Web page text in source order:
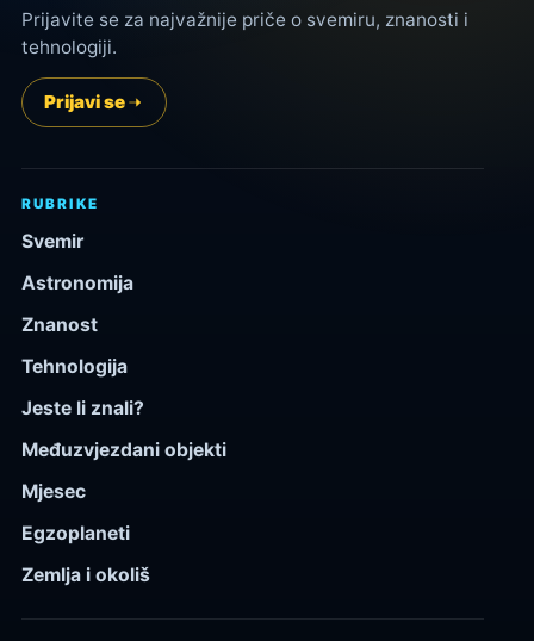
Prijavite se za najvažnije priče o svemiru, znanosti i
tehnologiji.
Prijavi se
RUBRIKE
Svemir
Astronomija
Znanost
Tehnologija
Jeste li znali?
Međuzvjezdani objekti
Mjesec
Egzoplaneti
Zemlja i okoliš